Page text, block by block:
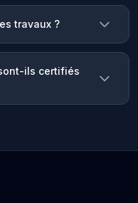
travaux ?
ils certifiés